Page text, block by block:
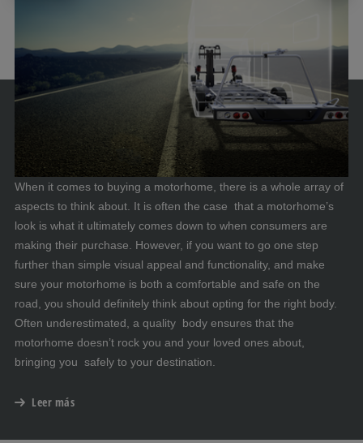
When it comes to buying a motorhome, there is a whole array of
aspects to think about. It is often the case that a motorhome’s
look is what it ultimately comes down to when consumers are
making their purchase. However, if you want to go one step
further than simple visual appeal and functionality, and make
sure your motorhome is both a comfortable and safe on the
road, you should definitely think about opting for the right body.
Often underestimated, a quality body ensures that the
motorhome doesn’t rock you and your loved ones about,
bringing you safely to your destination.
Leer más